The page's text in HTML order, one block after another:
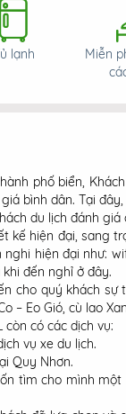
lạnh
Miễn
phố biển,
bình dân. Tại
du lịch đánh
kế hiện đại,
hiện đại như:
đến nghỉ ở đây.
cho quý khách
– Eo Gió, cù lao
còn có các dịch vụ:
vụ xe du lịch.
Quy Nhơn.
tìm cho mình